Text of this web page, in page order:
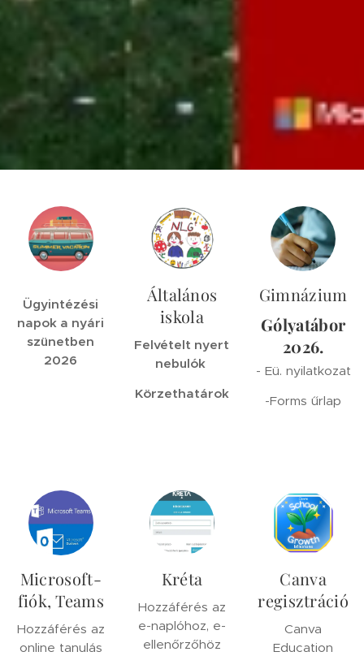
Ügyintézési
napok a nyári
szünetben
2026
Általános
iskola
Felvételt nyert
nebulók
Körzethatárok
Gimnázium
Gólyatábor
2026.
- Eü. nyilatkozat
-Forms űrlap
Microsoft-
fiók, Teams
Hozzáférés az
online tanulás
Kréta
Hozzáférés az
e-naplóhoz, e-
ellenőrzőhöz
Canva
regisztráció
Canva
Education